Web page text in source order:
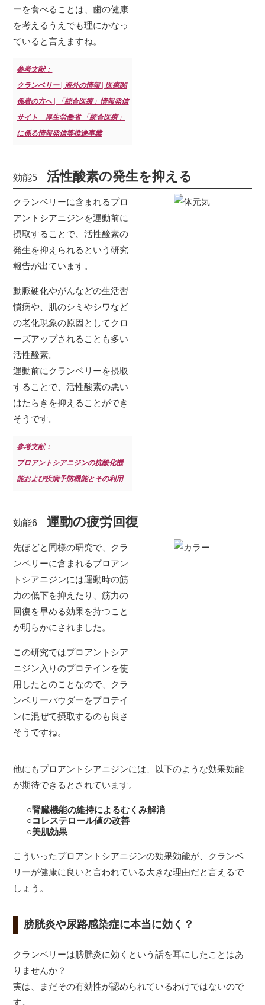
ーを食べることは、歯の健康
を考えるうえでも理にかなっ
ていると言えますね。
参考文献：
クランベリー | 海外の情報 | 医療関
係者の方へ | 「統合医療」情報発信
サイト 厚生労働省 「統合医療」
に係る情報発信等推進事業
効能5活性酸素の発生を抑える
クランベリーに含まれるプロ
アントシアニジンを運動前に
摂取することで、活性酸素の
発生を抑えられるという研究
報告が出ています。
動脈硬化やがんなどの生活習
慣病や、肌のシミやシワなど
の老化現象の原因としてクロ
ーズアップされることも多い
活性酸素。
運動前にクランベリーを摂取
することで、活性酸素の悪い
はたらきを抑えることができ
そうです。
参考文献：
プロアントシアニジンの抗酸化機
能および疾病予防機能とその利用
効能6運動の疲労回復
先ほどと同様の研究で、クラ
ンベリーに含まれるプロアン
トシアニジンには運動時の筋
力の低下を抑えたり、筋力の
回復を早める効果を持つこと
が明らかにされました。
この研究ではプロアントシア
ニジン入りのプロテインを使
用したとのことなので、クラ
ンベリーパウダーをプロテイ
ンに混ぜて摂取するのも良さ
そうですね。
他にもプロアントシアニジンには、以下のような効果効能
が期待できるとされています。
○腎臓機能の維持によるむくみ解消
○コレステロール値の改善
○美肌効果
こういったプロアントシアニジンの効果効能が、クランベ
リーが健康に良いと言われている大きな理由だと言えるで
しょう。
膀胱炎や尿路感染症に本当に効く？
クランベリーは膀胱炎に効くという話を耳にしたことはあ
りませんか？
実は、まだその有効性が認められているわけではないので
す。